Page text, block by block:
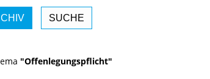
SUCHE
"Offenlegungspflicht"